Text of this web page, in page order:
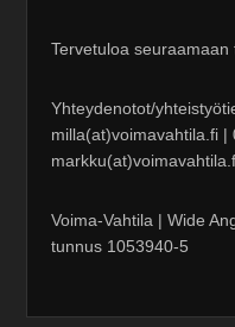
Tervetuloa
Yhteydenotot/
milla(at)voimavahtila.fi |
Voima-Vahtila | Wide
tunnus 1053940-5